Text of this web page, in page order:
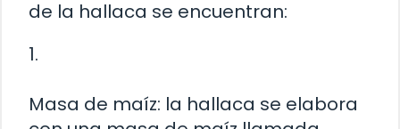
de la hallaca se encuentran:
1.
Masa de maíz: la hallaca se elabora